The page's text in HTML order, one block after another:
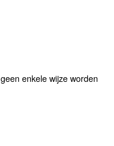
enkele wijze worden